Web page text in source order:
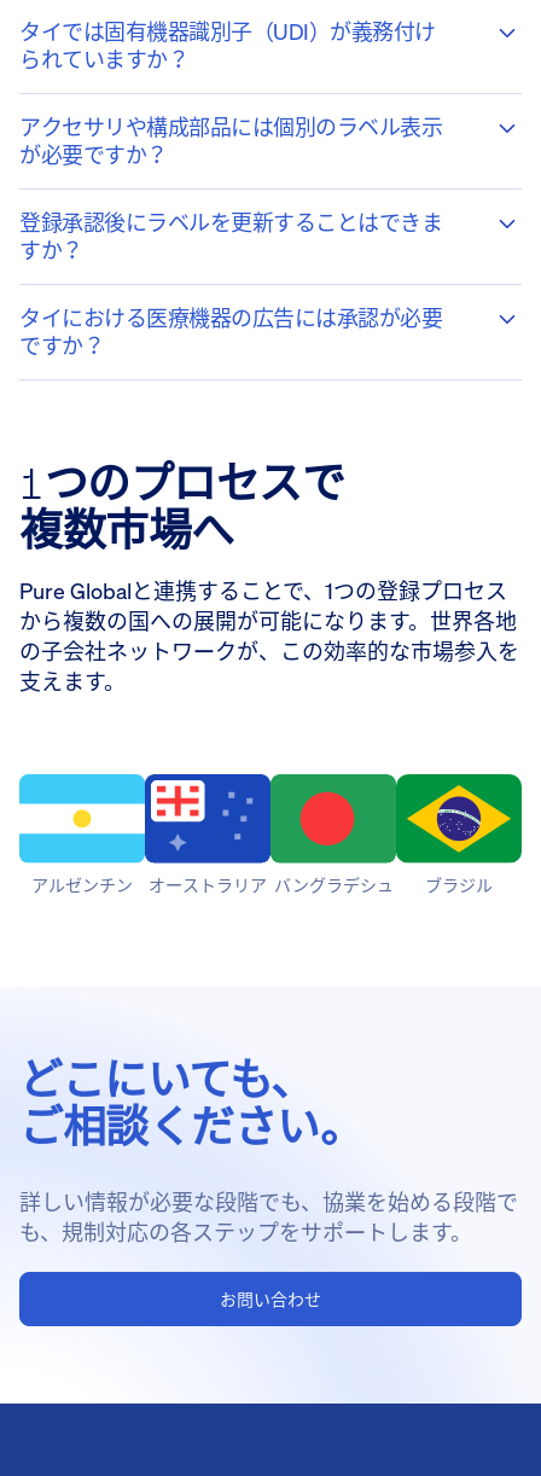
タイでは固有機器識別子（UDI）が義務付け
られていますか？
アクセサリや構成部品には個別のラベル表示
が必要ですか？
登録承認後にラベルを更新することはできま
すか？
タイにおける医療機器の広告には承認が必要
ですか？
1つのプロセスで
複数市場へ
Pure Globalと連携することで、1つの登録プロセス
から複数の国への展開が可能になります。世界各地
の子会社ネットワークが、この効率的な市場参入を
支えます。
アルゼンチン オーストラリア バングラデシュ ブラジル
どこにいても、
ご相談ください。
詳しい情報が必要な段階でも、協業を始める段階で
も、規制対応の各ステップをサポートします。
お問い合わせ